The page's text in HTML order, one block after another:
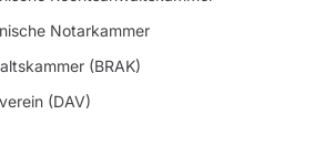
Notarkammer
(BRAK)
(DAV)